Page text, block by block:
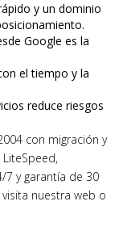
y un dominio
Google es la
el tiempo y la
reduce riesgos
con migración y
7 y garantía de 30
nuestra web o